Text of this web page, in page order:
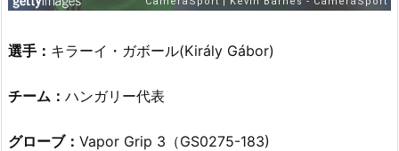
選手： キラーイ・ガボール(Király Gábor)
チーム： ハンガリー代表
グローブ： Vapor Grip 3（GS0275-183)